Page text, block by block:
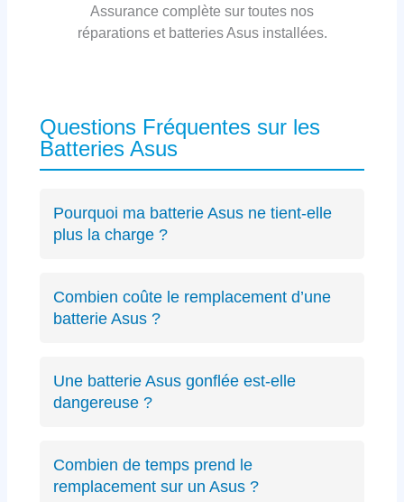
Assurance complète sur toutes nos
réparations et batteries Asus installées.
Questions Fréquentes sur les
Batteries Asus
Pourquoi ma batterie Asus ne tient-elle
plus la charge ?
spécifique Asus ou des cycles de charge
excessifs. Undiagnostic précis
Combien coûte le remplacement d’une
batterie Asus ?
à partir de 89€ selon le modèle, avec un devis
transparent avant intervention.
Une batterie Asus gonflée est-elle
dangereuse ?
risques de sécurité. Éteignez immédiatement
votre PC et contactez-nous.
Combien de temps prend le
remplacement sur un Asus ?